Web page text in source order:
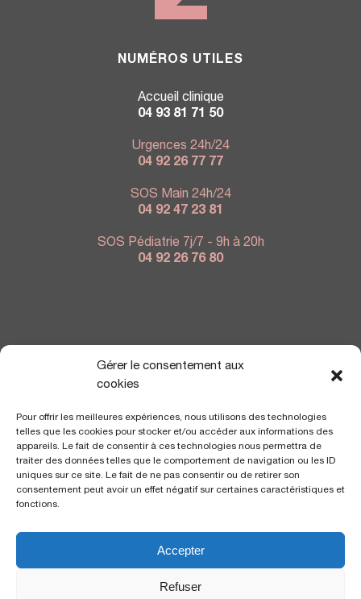
Gérer le consentement aux
cookies
Pour offrir les meilleures expériences, nous utilisons des technologies
telles que les cookies pour stocker et/ou accéder aux informations des
appareils. Le fait de consentir à ces technologies nous permettra de
traiter des données telles que le comportement de navigation ou les ID
uniques sur ce site. Le fait de ne pas consentir ou de retirer son
consentement peut avoir un effet négatif sur certaines caractéristiques et
fonctions.
Accepter
Refuser
NUMÉROS UTILES
Accueil clinique
04 93 81 71 50
Urgences 24h/24
04 92 26 77 77
SOS Main 24h/24
04 92 47 23 81
SOS Pédiatrie 7j/7 - 9h à 20h
04 92 26 76 80
NOUS TROUVER
Polyclinique Saint George
06105 Nice Cedex 2